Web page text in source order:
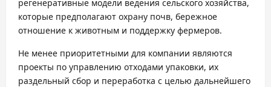
регенеративные модели ведения сельского хозяйства,
которые предполагают охрану почв, бережное
отношение к животным и поддержку фермеров.
Не менее приоритетными для компании являются
проекты по управлению отходами упаковки, их
раздельный сбор и переработка с целью дальнейшего